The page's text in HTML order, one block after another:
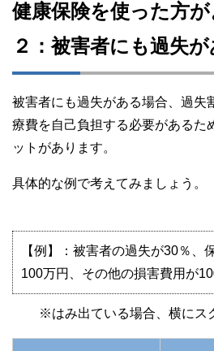
健康保険を使った方
２：被害者にも過失
被害者にも過失がある場合、過失
療費を自己負担する必要があるた
ットがあります。
具体的な例で考えてみましょう。
【例】：被害者の過失が30％、
100万円、その他の損害費用が